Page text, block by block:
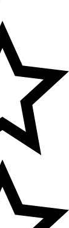
69.-